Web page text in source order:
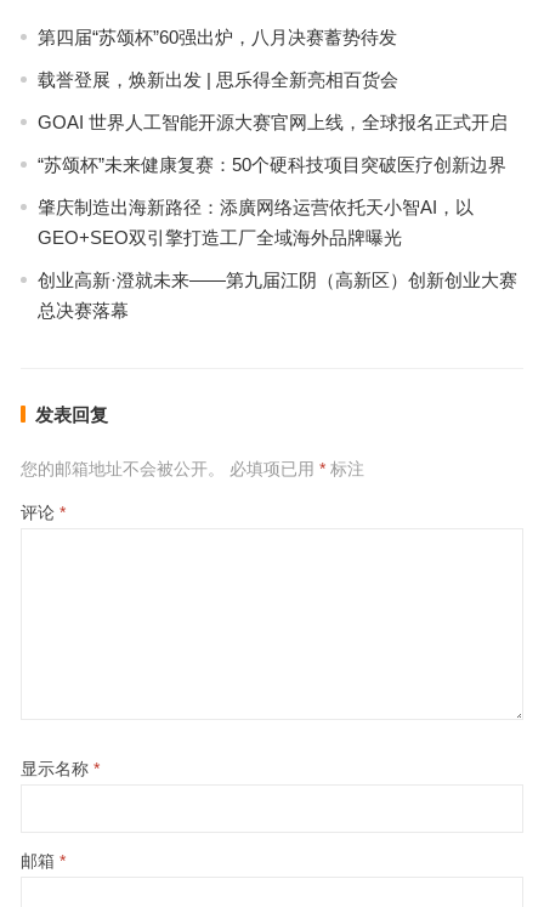
第四届“苏颂杯”60强出炉，八月决赛蓄势待发
载誉登展，焕新出发 | 思乐得全新亮相百货会
GOAI 世界人工智能开源大赛官网上线，全球报名正式开启
“苏颂杯”未来健康复赛：50个硬科技项目突破医疗创新边界
肇庆制造出海新路径：添廣网络运营依托天小智AI，以
GEO+SEO双引擎打造工厂全域海外品牌曝光
创业高新·澄就未来——第九届江阴（高新区）创新创业大赛
总决赛落幕
发表回复
您的邮箱地址不会被公开。 必填项已用 *标注
评论 *
显示名称 *
邮箱 *